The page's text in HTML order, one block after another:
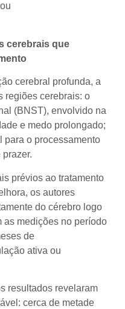
cerebrais que
cerebral profunda, a
regiões cerebrais: o
(BNST), envolvido na
e medo prolongado;
para o processamento
prévios ao tratamento
os autores
do cérebro logo
as medições no período
de
ativa ou
resultados revelaram
cerca de metade